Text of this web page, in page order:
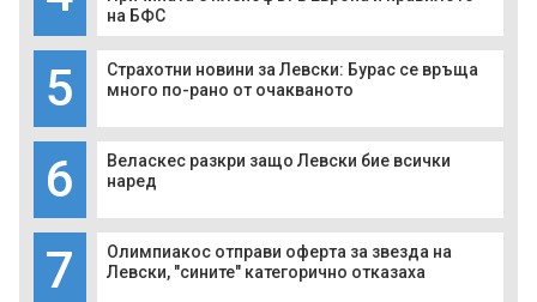
на БФС
5
Страхотни новини за Левски: Бурас се връща
много по-рано от очакваното
6
Веласкес разкри защо Левски бие всички
наред
7
Олимпиакос отправи оферта за звезда на
Левски, "сините" категорично отказаха